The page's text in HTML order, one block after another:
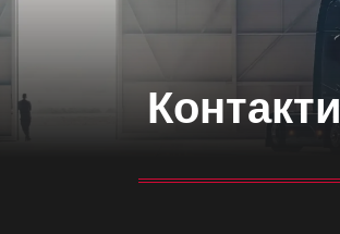
Контакти